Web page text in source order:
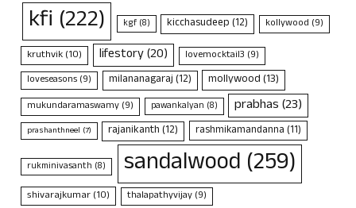
kfi (222) kgf(8) kicchasudeep(12) kollywood (9)
kruthvik(10) lifestory(20) lovemocktail3 (9)
loveseasons (9) milananagaraj(12) mollywood(13)
mukundaramaswamy (9) pawankalyan (8) prabhas(23)
prashanthneel (7) rajanikanth(12) rashmikamandanna(11)
rukminivasanth (8) sandalwood (259)
shivarajkumar(10) thalapathyvijay(9)